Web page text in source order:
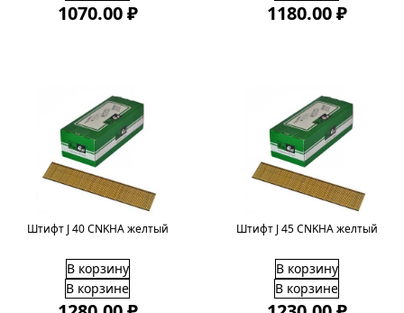
1070.00 ₽ 1180.00 ₽
Штифт J 40 CNKHA желтый
В корзину
В корзине
Штифт J 45 CNKHA желтый
В корзину
В корзине